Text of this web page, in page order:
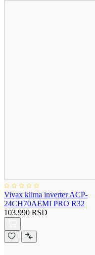
Vivax klima inverter ACP-
24CH70AEMI PRO R32
103.990 RSD